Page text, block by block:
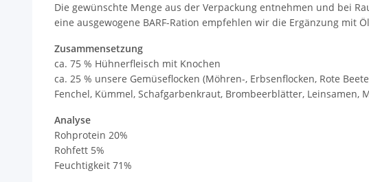
Die gewünschte Menge aus der Verpackung entnehmen und bei
eine ausgewogene BARF-Ration empfehlen wir die Ergänzung mit
Zusammensetzung
ca. 75 % Hühnerfleisch mit Knochen
ca. 25 % unsere Gemüseflocken (Möhren-, Erbsenflocken, Rote
Fenchel, Kümmel, Schafgarbenkraut, Brombeerblätter,
Analyse
Rohprotein 20%
Rohfett 5%
Feuchtigkeit 71%